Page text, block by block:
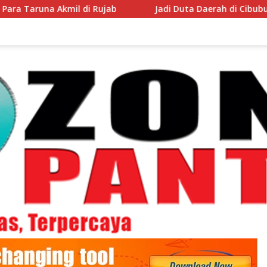
di Rujab Jadi Duta Daerah di Cibubur Bupati